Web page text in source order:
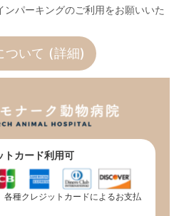
パーキングのご利用をお願いいた
ついて (詳細)
トカード利用可
各種クレジットカードによるお支払